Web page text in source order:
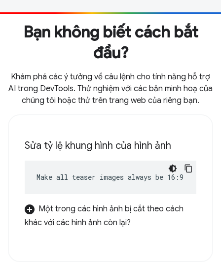
Bạn không biết cách bắt
đầu?
Khám phá các ý tưởng về câu lệnh cho tính năng hỗ trợ
AI trong DevTools. Thử nghiệm với các bản minh hoạ của
chúng tôi hoặc thử trên trang web của riêng bạn.
Sửa tỷ lệ khung hình của hình ảnh
Make all teaser images always be 16:9
Một trong các hình ảnh bị cắt theo cách
khác với các hình ảnh còn lại?